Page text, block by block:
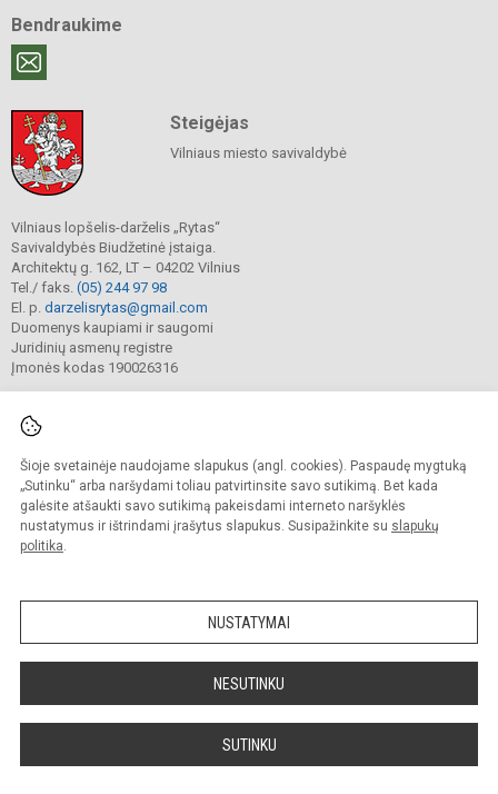
Šioje svetainėje naudojame slapukus (angl. cookies). Paspaudę mygtuką
„Sutinku“ arba naršydami toliau patvirtinsite savo sutikimą. Bet kada
galėsite atšaukti savo sutikimą pakeisdami interneto naršyklės
nustatymus ir ištrindami įrašytus slapukus. Susipažinkite su slapukų
politika.
NUSTATYMAI
NESUTINKU
SUTINKU
Bendraukime
Steigėjas
Vilniaus miesto savivaldybė
Vilniaus lopšelis-darželis „Rytas“
Savivaldybės Biudžetinė įstaiga.
Architektų g. 162, LT – 04202 Vilnius
Tel./ faks. (05) 244 97 98
El. p. darzelisrytas@gmail.com
Duomenys kaupiami ir saugomi
Juridinių asmenų registre
Įmonės kodas 190026316
© 2025. Vilniaus lopšelis-darželis „Rytas“. Visos teisės saugomos.
Kopijuoti turinį be raštiško darželio sutikimo griežtai draudžiama.
Prieinamumo paraiška Slapukų valdymas
Sumanus būdas atnaujinti